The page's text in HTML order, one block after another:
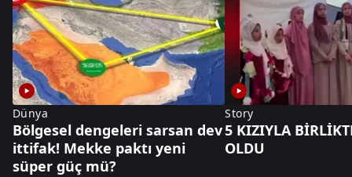
Dünya
Bölgesel dengeleri sarsan dev
ittifak! Mekke paktı yeni
süper güç mü?
Story
5 KIZIYLA
OLDU